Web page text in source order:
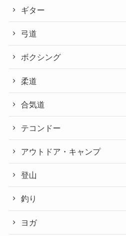
ギター
弓道
ボクシング
柔道
合気道
テコンドー
アウトドア・キャンプ
登山
釣り
ヨガ